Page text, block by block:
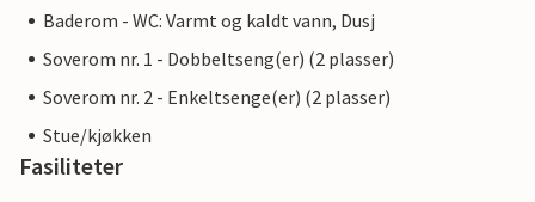
Baderom - WC: Varmt og kaldt vann, Dusj
Soverom nr. 1 - Dobbeltseng(er) (2 plasser)
Soverom nr. 2 - Enkeltsenge(er) (2 plasser)
Stue/kjøkken
Fasiliteter